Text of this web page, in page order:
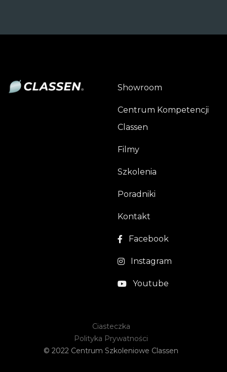
Showroom
Centrum Kompetencji
Classen
Filmy
Szkolenia
Poradniki
Kontakt
Facebook
Instagram
Youtube
© 2022 Centrum Szkoleniowe Classen
Polityka Prywatności
Ciasteczka